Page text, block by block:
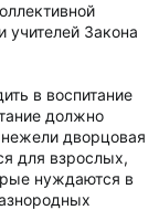
учителей Закона
в воспитание
должно
дворцовая
для взрослых,
нуждаются в